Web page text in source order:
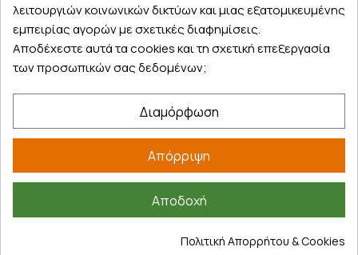
Εξυπηρέτηση πελατών
Λογαριασμός
Τα αγαπημένα μου
Τρόποι παραγγελίας
Έξοδα αποστολής
Επιστροφές προϊοντων
Εξέλιξη παραγγελίας
Πληροφορίες
λειτουργιών κοινωνικών δικτύων και μιας εξατομικευμένης
εμπειρίας αγορών με σχετικές διαφημίσεις.
Αποδέχεστε αυτά τα cookies και τη σχετική επεξεργασία
των προσωπικών σας δεδομένων;
Διαμόρφωση
Απόρριψη
Αποδοχή
Πολιτική Απορρήτου & Cookies